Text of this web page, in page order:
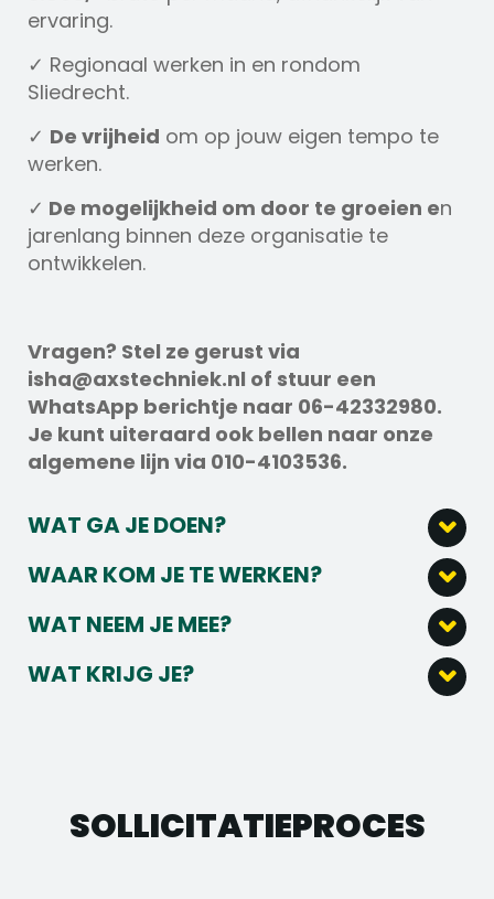
ervaring.
✓ Regionaal werken in en rondom
Sliedrecht.
✓ De vrijheid om op jouw eigen tempo te
werken.
✓ De mogelijkheid om door te groeien en
jarenlang binnen deze organisatie te
ontwikkelen.
Vragen? Stel ze gerust via
isha@axstechniek.nl of stuur een
WhatsApp berichtje naar 06-42332980.
Je kunt uiteraard ook bellen naar onze
algemene lijn via 010-4103536.
WAT GA JE DOEN?
worden jouw taken uitgevoerd onder
aansturing van de servicecoördinator. Je
houdt je bezig met:
Het aanleggen, onderhouden en uitbreiden
situaties, en meedenken over de
WAAR KOM JE TE WERKEN?
gespecialiseerd elektrotechnisch bedrijf dat
zich richt op het ontwerpen, programmeren,
installeren en onderhouden van elektrische
eigen huis, waardoor projecten efficiënt en
WAT NEEM JE MEE?
een rijbewijs;
Een VCA Basis certificaat;
WAT KRIJG JE?
Een topsalaris tussen € 2.850,- en €
SOLLICITATIE­PROCES